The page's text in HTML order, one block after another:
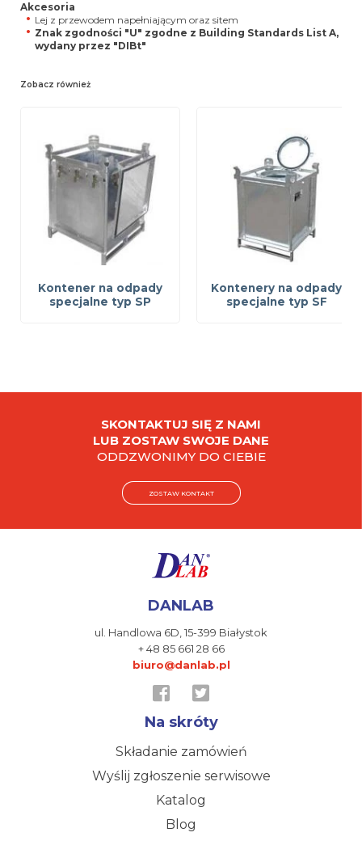
Akcesoria
Lej z przewodem napełniającym oraz sitem
Znak zgodności "U" zgodne z Building Standards List A,
wydany przez "DIBt"
Zobacz również
Kontener na odpady
specjalne typ SP
Kontenery na odpady
specjalne typ SF
SKONTAKTUJ SIĘ Z NAMI
LUB ZOSTAW SWOJE DANE
ODDZWONIMY DO CIEBIE
ZOSTAW KONTAKT
DANLAB
ul. Handlowa 6D,15-399 Białystok
+ 48 85 661 28 66
biuro@danlab.pl
Na skróty
Składanie zamówień
Wyślij zgłoszenie serwisowe
Katalog
Blog